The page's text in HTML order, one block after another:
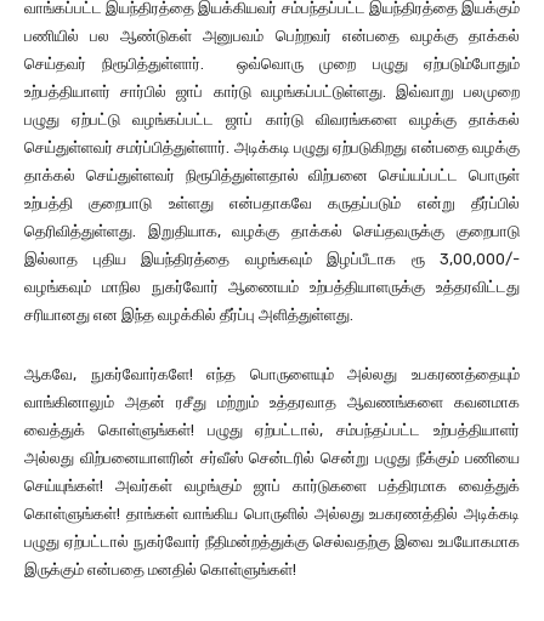
வாங்கப்பட்ட இயந்திரத்தை இயக்கியவர் சம்பந்தப்பட்ட இயந்திரத்தை இயக்கும்
பணியில் பல ஆண்டுகள் அனுபவம் பெற்றவர் என்பதை வழக்கு தாக்கல்
செய்தவர் நிரூபித்துள்ளார். ஒவ்வொரு முறை பழுது ஏற்படும்போதும்
உற்பத்தியாளர் சார்பில் ஜாப் கார்டு வழங்கப்பட்டுள்ளது. இவ்வாறு பலமுறை
பழுது ஏற்பட்டு வழங்கப்பட்ட ஜாப் கார்டு விவரங்களை வழக்கு தாக்கல்
செய்துள்ளவர் சமர்ப்பித்துள்ளார். அடிக்கடி பழுது ஏற்படுகிறது என்பதை வழக்கு
தாக்கல் செய்துள்ளவர் நிரூபித்துள்ளதால் விற்பனை செய்யப்பட்ட பொருள்
உற்பத்தி குறைபாடு உள்ளது என்பதாகவே கருதப்படும் என்று தீர்ப்பில்
தெரிவித்துள்ளது. இறுதியாக, வழக்கு தாக்கல் செய்தவருக்கு குறைபாடு
இல்லாத புதிய இயந்திரத்தை வழங்கவும் இழப்பீடாக ரூ 3,00,000/-
வழங்கவும் மாநில நுகர்வோர் ஆணையம் உற்பத்தியாளருக்கு உத்தரவிட்டது
சரியானது என இந்த வழக்கில் தீர்ப்பு அளித்துள்ளது.
ஆகவே, நுகர்வோர்களே! எந்த பொருளையும் அல்லது உபகரணத்தையும்
வாங்கினாலும் அதன் ரசீது மற்றும் உத்தரவாத ஆவணங்களை கவனமாக
வைத்துக் கொள்ளுங்கள்! பழுது ஏற்பட்டால், சம்பந்தப்பட்ட உற்பத்தியாளர்
அல்லது விற்பனையாளரின் சர்வீஸ் சென்டரில் சென்று பழுது நீக்கும் பணியை
செய்யுங்கள்! அவர்கள் வழங்கும் ஜாப் கார்டுகளை பத்திரமாக வைத்துக்
கொள்ளுங்கள்! தாங்கள் வாங்கிய பொருளில் அல்லது உபகரணத்தில் அடிக்கடி
பழுது ஏற்பட்டால் நுகர்வோர் நீதிமன்றத்துக்கு செல்வதற்கு இவை உபயோகமாக
இருக்கும் என்பதை மனதில் கொள்ளுங்கள்!